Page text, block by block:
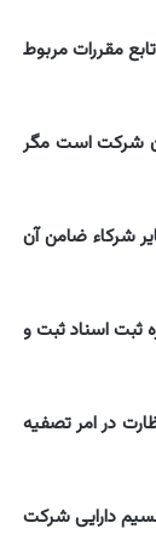
مقررات مربوط
شرکت است مگر
شرکاء ضامن آن
ثبت اسناد ثبت و
در امر تصفیه
دارایی شرکت